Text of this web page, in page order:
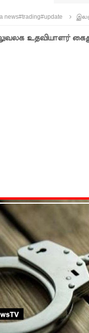
வெற்றியடைவதற்கோ
வழக்கு விசாரணை ஆகஸ்ட்
news#trading#update
உதவியாளர்